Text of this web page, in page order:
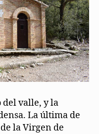
del valle, y la
La última de
la Virgen de